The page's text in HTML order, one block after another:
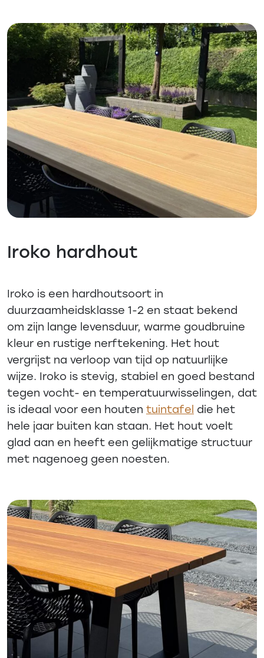
Iroko hardhout
Iroko is een hardhoutsoort in
duurzaamheidsklasse 1-2 en staat bekend
om zijn lange levensduur, warme goudbruine
kleur en rustige nerftekening. Het hout
vergrijst na verloop van tijd op natuurlijke
wijze. Iroko is stevig, stabiel en goed bestand
tegen vocht- en temperatuurwisselingen, dat
is ideaal voor een houten tuintafel die het
hele jaar buiten kan staan. Het hout voelt
glad aan en heeft een gelijkmatige structuur
met nagenoeg geen noesten.